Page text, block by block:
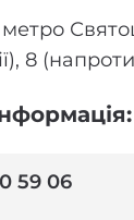
метро
8
59 06